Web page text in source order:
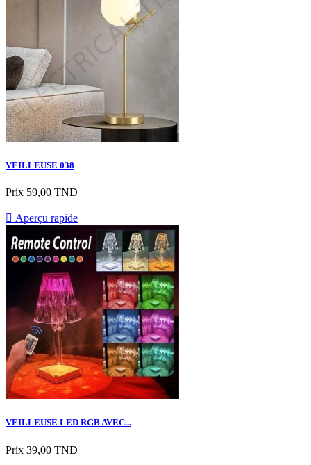
VEILLEUSE 038
Prix 59,00 TND
 Aperçu rapide
VEILLEUSE LED RGB AVEC...
Prix 39,00 TND